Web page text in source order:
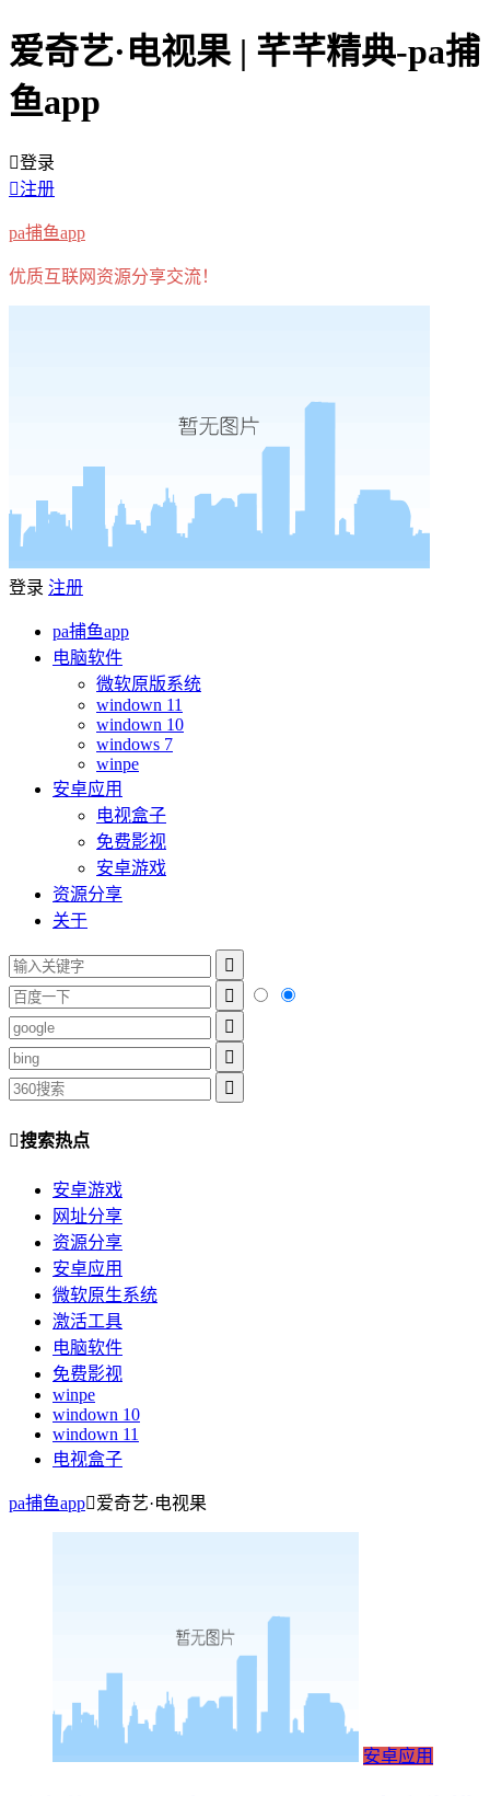
爱奇艺·电视果 | 芊芊精典-pa捕
鱼app
登录
注册
pa捕鱼app
优质互联网资源分享交流！
登录 注册
pa捕鱼app
电脑软件
微软原版系统
windown 11
windown 10
windows 7
winpe
安卓应用
电视盒子
免费影视
安卓游戏
资源分享
关于
搜索热点
安卓游戏
网址分享
资源分享
安卓应用
微软原生系统
激活工具
电脑软件
免费影视
winpe
windown 10
windown 11
电视盒子
pa捕鱼app 爱奇艺·电视果
安卓应用